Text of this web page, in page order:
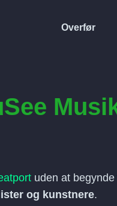
Overfør
uden at
og kunstnere.